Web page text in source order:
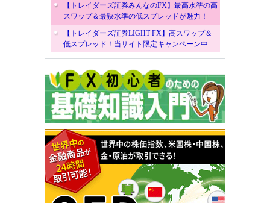
【トレイダーズ証券みんなのFX】最高水準の高
スワップ＆最狭水準の低スプレッドが魅力！
【トレイダーズ証券LIGHT FX】高スワップ＆
低スプレッド！当サイト限定キャンペーン中